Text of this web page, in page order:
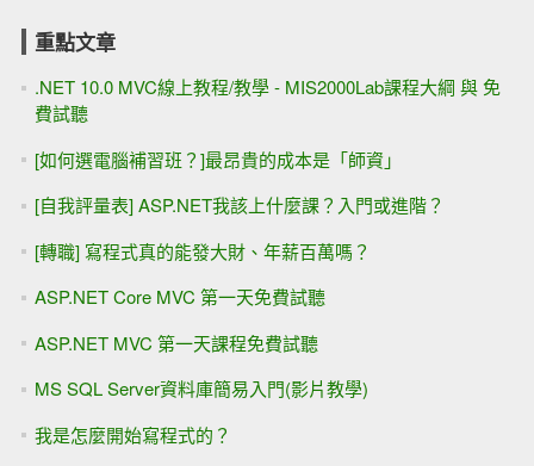
重點文章
.NET 10.0 MVC線上教程/教學 - MIS2000Lab課程大綱 與 免
費試聽
[如何選電腦補習班？]最昂貴的成本是「師資」
[自我評量表] ASP.NET我該上什麼課？入門或進階？
[轉職] 寫程式真的能發大財、年薪百萬嗎？
ASP.NET Core MVC 第一天免費試聽
ASP.NET MVC 第一天課程免費試聽
MS SQL Server資料庫簡易入門(影片教學)
我是怎麼開始寫程式的？